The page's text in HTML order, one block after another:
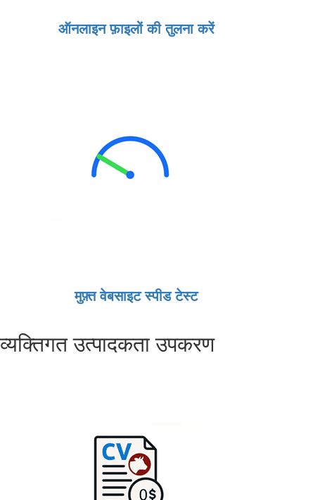
ऑनलाइन फ़ाइलों की तुलना करें
मुफ़्त वेबसाइट स्पीड टेस्ट
व्यक्तिगत उत्पादकता उपकरण